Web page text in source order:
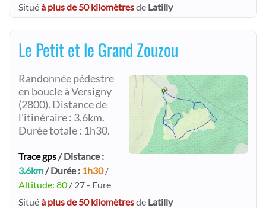
Situéà plus de 50 kilomètresde Latilly
Le Petit et le Grand Zouzou
Randonnée pédestre
en boucle à Versigny
(2800). Distance de
l'itinéraire : 3.6km.
Durée totale : 1h30.
Trace gps/ Distance :
3.6km/ Durée : 1h30/
Altitude: 80 / 27 - Eure
Situéà plus de 50 kilomètresde Latilly